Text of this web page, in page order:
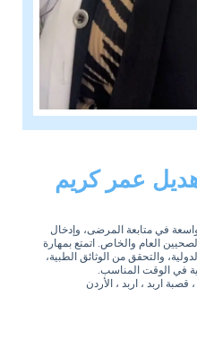
عمر كريم
في متابعة المرضى، وإدخال
العام والخاص. اتمتع بمهارة
والتحقق من الوثائق الطبية،
في الوقت المناسب.
اربد ، اربد ، الأردن